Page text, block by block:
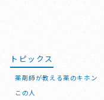
トピックス
薬剤師が教える薬のキホン
この人